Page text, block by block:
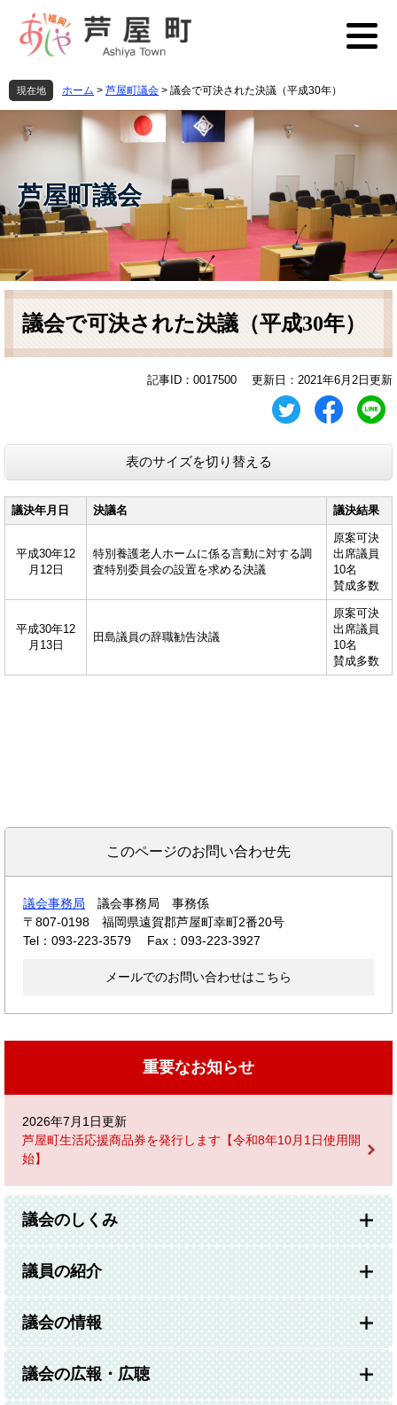
先
頭
す
を
飛
し
へ
現在地 ホーム > 芦屋町議会 > 議会で可決された決議（平成30年）
芦屋町議会
本
議会で可決された決議（平成30年）
記事ID：0017500 更新日：2021年6月2日更新
表のサイズを切り替える
議決年月日 決議名 議決結果
平成30年12
月12日
特別養護老人ホームに係る言動に対する調
査特別委員会の設置を求める決議
原案可決
出席議員
10名
賛成多数
平成30年12
月13日
田島議員の辞職勧告決議
原案可決
出席議員
10名
賛成多数
このページのお問い合わせ先
議会事務局
議会事務局 事務係
〒807-0198
福岡県遠賀郡芦屋町幸町2番20号
Tel：093-223-3579
Fax：093-223-3927
メールでのお問い合わせはこちら
重要なお知らせ
2026年7月1日更新
芦屋町生活応援商品券を発行します【令和8年10月1日使用開
始】
議会のしくみ
議員の紹介
議会の情報
議会の広報・広聴